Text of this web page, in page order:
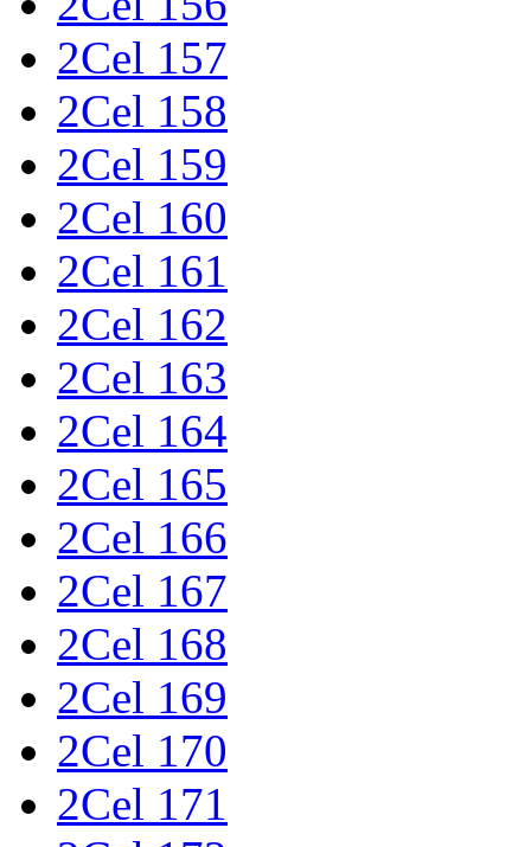
2Cel 157
2Cel 158
2Cel 159
2Cel 160
2Cel 161
2Cel 162
2Cel 163
2Cel 164
2Cel 165
2Cel 166
2Cel 167
2Cel 168
2Cel 169
2Cel 170
2Cel 171